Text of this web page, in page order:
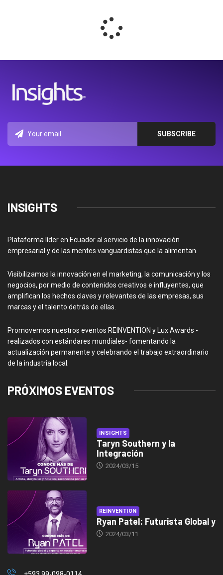
INSIGHTS
Plataforma líder en Ecuador al servicio de la innovación
empresarial y de las mentes vanguardistas que la alimentan.
Visibilizamos la innovación en el marketing, la comunicación y los
negocios, por medio de contenidos creativos e influyentes, que
amplifican los hechos claves y relevantes de las empresas, sus
marcas y el talento detrás de ellas.
Promovemos nuestros eventos REINVENTION y Lux Awards -
realizados con estándares mundiales- fomentando la
actualización permanente y celebrando el trabajo extraordinario
de la industria local.
PRÓXIMOS EVENTOS
INSIGHTS
Taryn Southern y la
Integración
2024/03/15
REINVENTION
Ryan Patel: Futurista Global y
2024/03/11